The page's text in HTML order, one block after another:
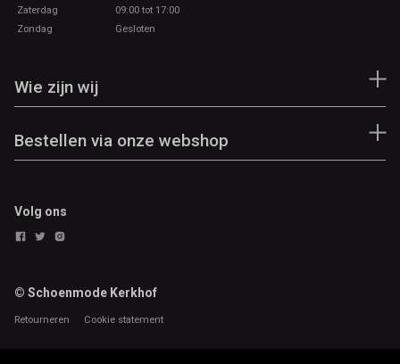
Zaterdag
09:00 tot 17:00
Zondag
Gesloten
Wie zijn wij
Bestellen via onze webshop
Volg ons
© Schoenmode Kerkhof
Retourneren Cookie statement